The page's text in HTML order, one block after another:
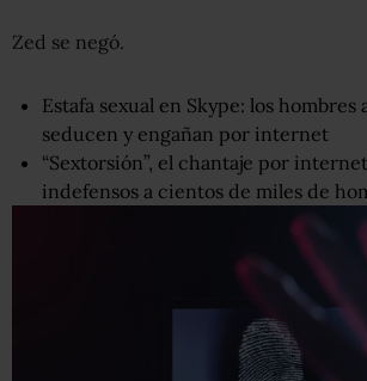
Zed se negó.
Estafa sexual en Skype: los hombres
seducen y engañan por internet
“Sextorsión”, el chantaje por
indefensos a cientos de miles de